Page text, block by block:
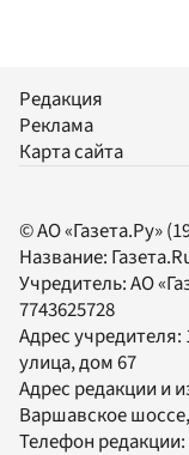
Редакция
Реклама
Карта сайта
© АО «Газета.Ру»
Название:
Учредитель:АО
7743625728
Адрес учредителя:
улица, дом 67
Адрес редакции и
Варшавское
Телефон редакции: